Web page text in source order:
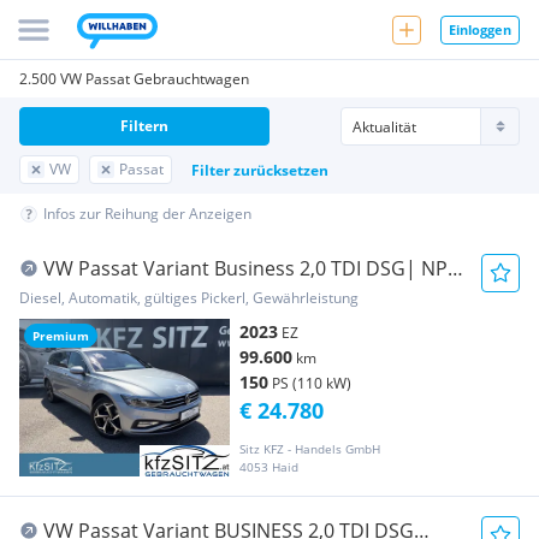
Einloggen
2.500 VW Passat Gebrauchtwagen
VW Passat Filter zurücksetzen
Filtern
Infos zur Reihung der Anzeigen
Premium
VW Passat Variant Business 2,0 TDI DSG| NP €
58.000
Diesel, Automatik, gültiges Pickerl, Gewährleistung
2023 EZ
99.600 km
150 PS (110 kW)
Sitz KFZ - Handels GmbH
4053 Haid
€ 24.780
VW Passat Variant BUSINESS 2,0 TDI DSG